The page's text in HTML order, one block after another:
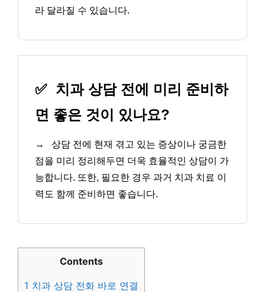
라 달라질 수 있습니다.
✅ 치과 상담 전에 미리 준비하
면 좋은 것이 있나요?
→
상담 전에 현재 겪고 있는 증상이나 궁금한
점을 미리 정리해두면 더욱 효율적인 상담이 가
능합니다. 또한, 필요한 경우 과거 치과 치료 이
력도 함께 준비하면 좋습니다.
Contents
1 치과 상담 전화 바로 연결